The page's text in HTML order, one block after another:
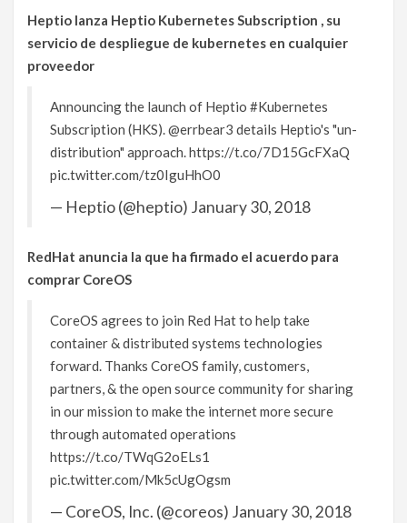
Heptio lanza Heptio Kubernetes Subscription , su
servicio de despliegue de kubernetes en cualquier
proveedor
Announcing the launch of Heptio #Kubernetes
Subscription (HKS).@errbear3 details Heptio's "un-
distribution" approach.https://t.co/7D15GcFXaQ
pic.twitter.com/tz0IguHhO0
— Heptio (@heptio) January 30, 2018
RedHat anuncia la que ha firmado el acuerdo para
comprar CoreOS
CoreOS agrees to join Red Hat to help take
container & distributed systems technologies
forward. Thanks CoreOS family, customers,
partners, & the open source community for sharing
in our mission to make the internet more secure
through automated operations
https://t.co/TWqG2oELs1
pic.twitter.com/Mk5cUgOgsm
— CoreOS, Inc. (@coreos) January 30, 2018